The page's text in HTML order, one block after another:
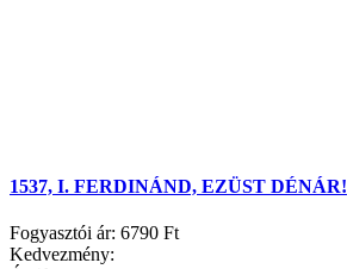
1537, I. FERDINÁND, EZÜST DÉNÁR!
Fogyasztói ár: 6790 Ft
Kedvezmény: